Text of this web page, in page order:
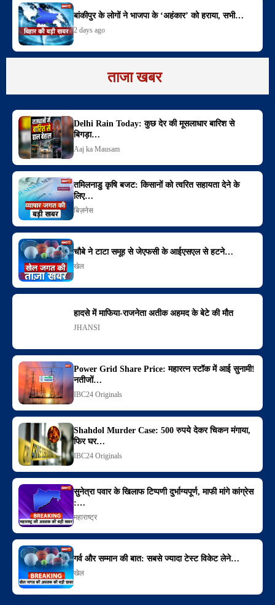
बांकीपुर के लोगों ने भाजपा के ‘अहंकार’ को हराया, सभी…
2 days ago
ताजा खबर
Delhi Rain Today: कुछ देर की मूसलाधार बारिश से
बिगड़ा…
Aaj ka Mausam
तमिलनाडु कृषि बजट: किसानों को त्वरित सहायता देने के
लिए…
बिज़नेस
चौबे ने टाटा समूह से जेएफसी के आईएसएल से हटने…
खेल
हादसे में माफिया-राजनेता अतीक अहमद के बेटे की मौत
JHANSI
Power Grid Share Price: महारत्न स्टॉक में आई सुनामी!
नतीजों…
IBC24 Originals
Shahdol Murder Case: 500 रुपये देकर चिकन मंगाया,
फिर घर…
IBC24 Originals
सुनेत्रा पवार के खिलाफ टिप्पणी दुर्भाग्यपूर्ण, माफी मांगे कांग्रेस
:…
महाराष्ट्र
गर्व और सम्मान की बात: सबसे ज्यादा टेस्ट विकेट लेने…
खेल